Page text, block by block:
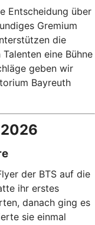
Entscheidung über
Gremium
die
eine Bühne
geben wir
Bayreuth
der BTS auf die
ihr erstes
danach ging es
sie einmal